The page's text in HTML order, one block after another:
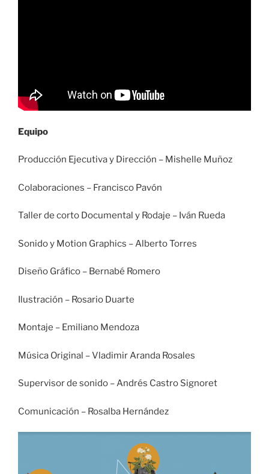
Equipo
Producción Ejecutiva y Dirección – Mishelle Muñoz
Colaboraciones – Francisco Pavón
Taller de corto Documental y Rodaje – Iván Rueda
Sonido y Motion Graphics – Alberto Torres
Diseño Gráfico – Bernabé Romero
Ilustración – Rosario Duarte
Montaje – Emiliano Mendoza
Música Original – Vladimir Aranda Rosales
Supervisor de sonido – Andrés Castro Signoret
Comunicación – Rosalba Hernández